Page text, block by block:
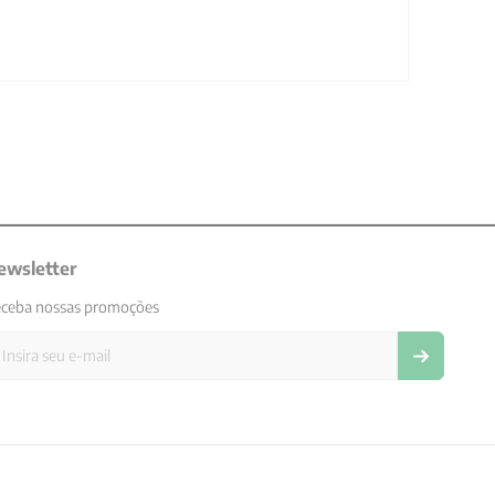
nossas promoções